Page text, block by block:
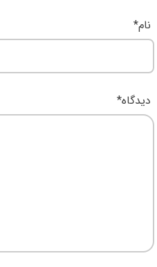
دیدگاه*
نام*